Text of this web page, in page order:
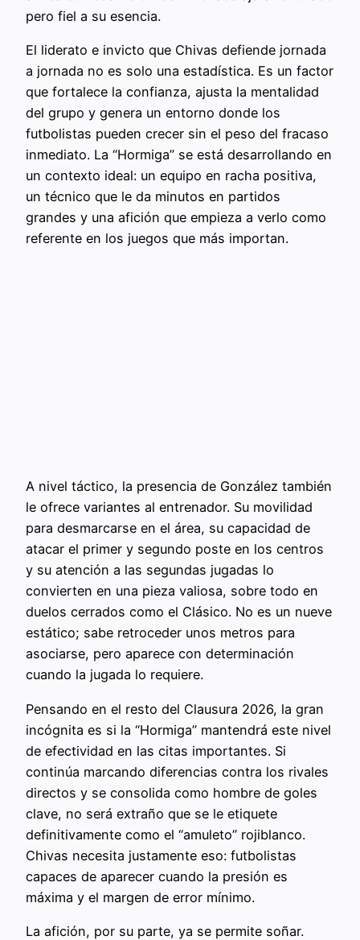
pero fiel a su esencia.
El liderato e invicto que Chivas defiende jornada
a jornada no es solo una estadística. Es un factor
que fortalece la confianza, ajusta la mentalidad
del grupo y genera un entorno donde los
futbolistas pueden crecer sin el peso del fracaso
inmediato. La “Hormiga” se está desarrollando en
un contexto ideal: un equipo en racha positiva,
un técnico que le da minutos en partidos
grandes y una afición que empieza a verlo como
referente en los juegos que más importan.
A nivel táctico, la presencia de González también
le ofrece variantes al entrenador. Su movilidad
para desmarcarse en el área, su capacidad de
atacar el primer y segundo poste en los centros
y su atención a las segundas jugadas lo
convierten en una pieza valiosa, sobre todo en
duelos cerrados como el Clásico. No es un nueve
estático; sabe retroceder unos metros para
asociarse, pero aparece con determinación
cuando la jugada lo requiere.
Pensando en el resto del Clausura 2026, la gran
incógnita es si la “Hormiga” mantendrá este nivel
de efectividad en las citas importantes. Si
continúa marcando diferencias contra los rivales
directos y se consolida como hombre de goles
clave, no será extraño que se le etiquete
definitivamente como el “amuleto” rojiblanco.
Chivas necesita justamente eso: futbolistas
capaces de aparecer cuando la presión es
máxima y el margen de error mínimo.
La afición, por su parte, ya se permite soñar.